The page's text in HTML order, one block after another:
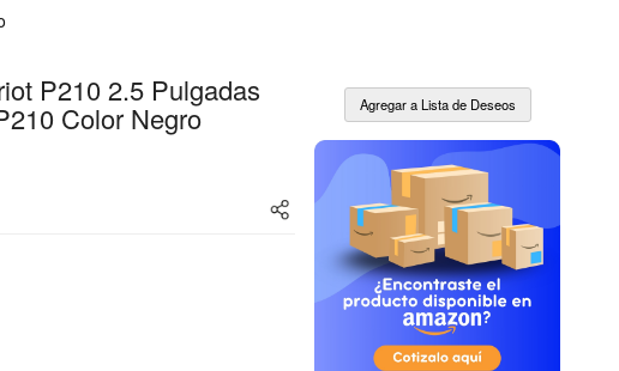
P210 2.5 Pulgadas
Color Negro